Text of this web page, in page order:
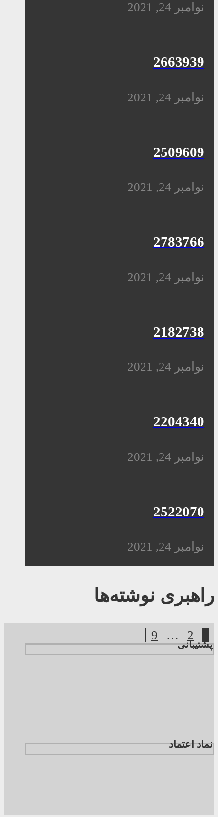
نوامبر 24, 2021
2663939
نوامبر 24, 2021
2509609
نوامبر 24, 2021
2783766
نوامبر 24, 2021
2182738
نوامبر 24, 2021
2204340
نوامبر 24, 2021
2522070
نوامبر 24, 2021
راهبری نوشته‌ها
2
…
9
پشتیبانی
نماد اعتماد